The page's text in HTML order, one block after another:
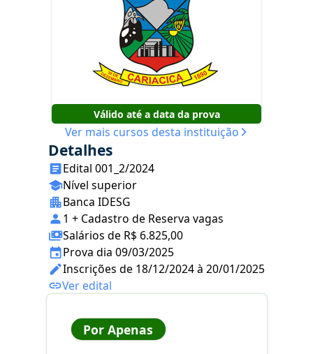
Válido até a data da prova
Ver mais cursos desta instituição
Detalhes
Edital 001_2/2024
Nível superior
Banca IDESG
1 + Cadastro de Reserva vagas
Salários de R$ 6.825,00
Prova dia 09/03/2025
Inscrições de 18/12/2024 à 20/01/2025
Ver edital
Por Apenas